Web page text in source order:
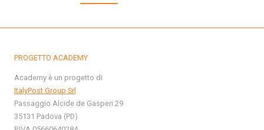
PROGETTO ACADEMY
Academy è un progetto di
ItalyPost Group Srl
Passaggio Alcide de Gasperi 29
35131 Padova (PD)